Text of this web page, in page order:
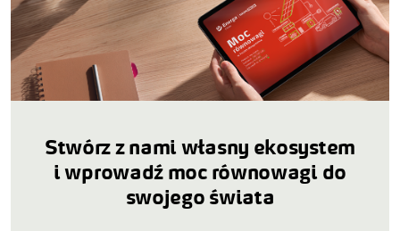
Stwórz z nami własny ekosystem
i wprowadź moc równowagi do
swojego świata